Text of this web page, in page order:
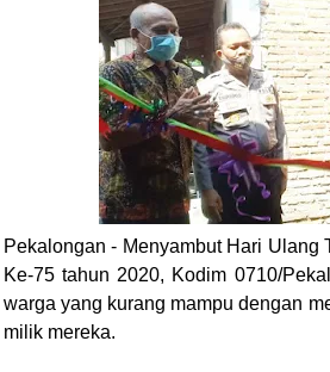
Pekalongan - Menyambut Hari Ulang
Ke-75 tahun 2020, Kodim 0710/
warga yang kurang mampu dengan
milik mereka.